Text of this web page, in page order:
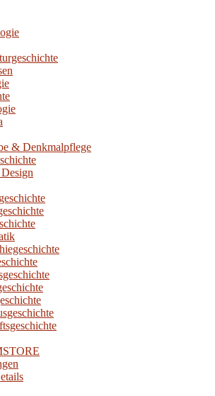
& Denkmalpflege